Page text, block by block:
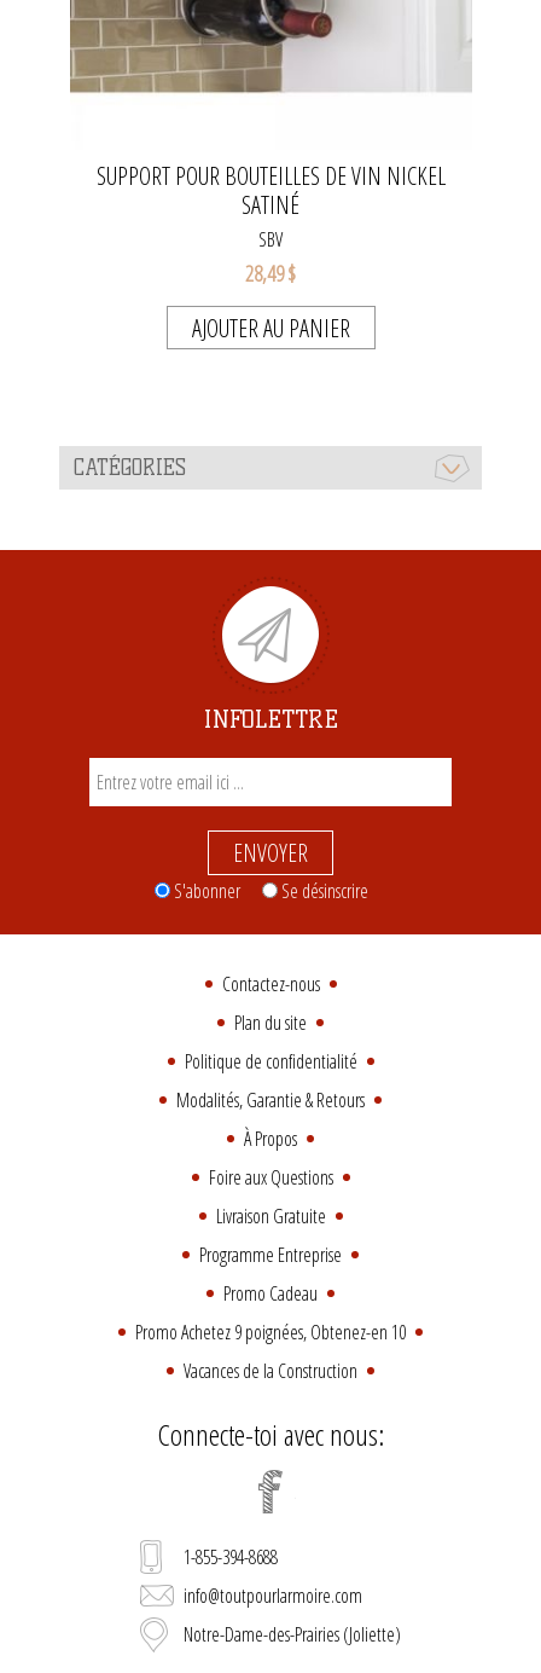
SUPPORT POUR BOUTEILLES DE VIN NICKEL
SATINÉ
SBV
28,49 $
AJOUTER AU PANIER
CATÉGORIES
INFOLETTRE
ENVOYER
S'abonner Se désinscrire
Contactez-nous
Plan du site
Politique de confidentialité
Modalités, Garantie & Retours
À Propos
Foire aux Questions
Livraison Gratuite
Programme Entreprise
Promo Cadeau
Promo Achetez 9 poignées, Obtenez-en 10
Vacances de la Construction
Connecte-toi avec nous:
1-855-394-8688
info@toutpourlarmoire.com
Notre-Dame-des-Prairies (Joliette)